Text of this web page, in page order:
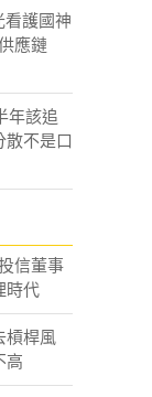
看護國神
應鏈
年該追
散不是口
信董事
時代
槓桿風
高